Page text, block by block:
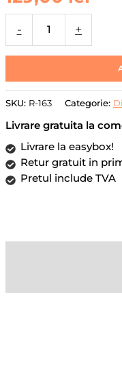
-
Display
pentru
Realme
12
/
12X
/
C67
4G
/
DaDen®,
+
SKU: R-163 Categorie:
Livrare gratuita la
Livrare la easybox!
Retur gratuit in
Pretul include TVA